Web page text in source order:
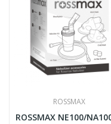
ROSSMAX